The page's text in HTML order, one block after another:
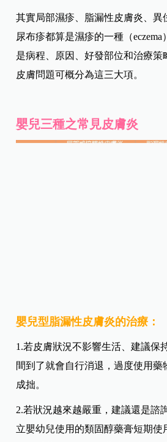
其實局部濕疹、脂漏性皮膚炎、異
尿布疹都算是濕疹的一種（
是病程、原因、好發部位和治療策
皮膚問題可概分為這三大項。
嬰兒三種之常見皮膚炎
嬰兒型脂漏性皮膚炎的治療：
1.若皮膚狀況不影響生活、建議保
間到了就會自行消退，過度使用藥
成拙。
2.若狀況越來越嚴重，建議還是諮
立嬰幼兒使用的類固醇藥膏短期使